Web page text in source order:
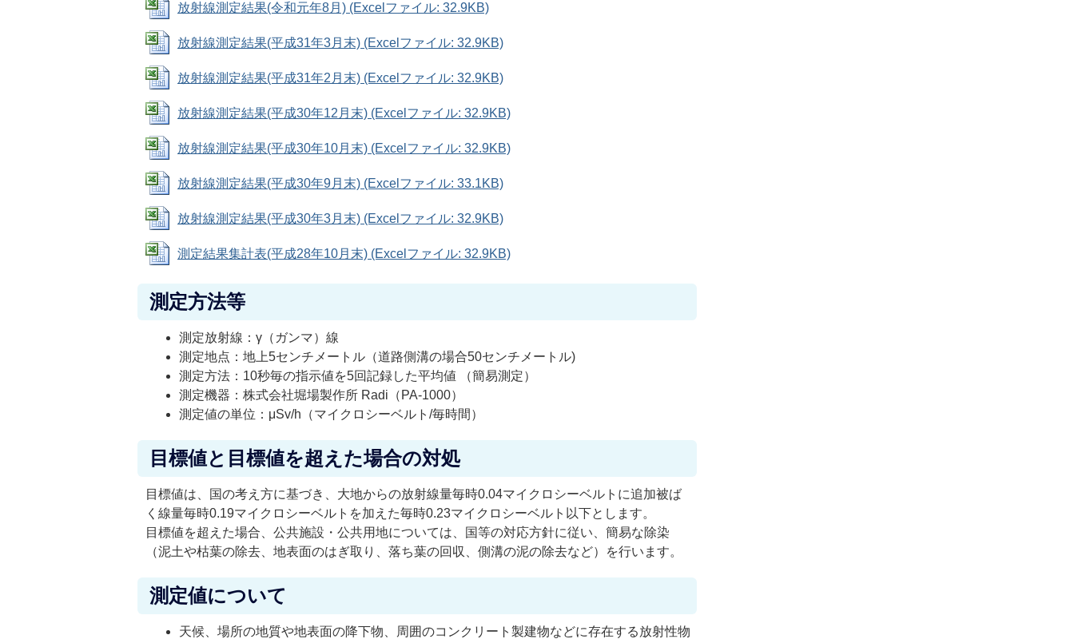
放射線測定結果(令和元年8月) (Excelファイル: 32.9KB)
放射線測定結果(平成31年3月末) (Excelファイル: 32.9KB)
放射線測定結果(平成31年2月末) (Excelファイル: 32.9KB)
放射線測定結果(平成30年12月末) (Excelファイル: 32.9KB)
放射線測定結果(平成30年10月末) (Excelファイル: 32.9KB)
放射線測定結果(平成30年9月末) (Excelファイル: 33.1KB)
放射線測定結果(平成30年3月末) (Excelファイル: 32.9KB)
測定結果集計表(平成28年10月末) (Excelファイル: 32.9KB)
測定方法等
測定放射線：γ（ガンマ）線
測定地点：地上5センチメートル（道路側溝の場合50センチメートル)
測定方法：10秒毎の指示値を5回記録した平均値 （簡易測定）
測定機器：株式会社堀場製作所 Radi（PA-1000）
測定値の単位：μSv/h（マイクロシーベルト/毎時間）
目標値と目標値を超えた場合の対処
目標値は、国の考え方に基づき、大地からの放射線量毎時0.04マイクロシーベルトに追加被ば
く線量毎時0.19マイクロシーベルトを加えた毎時0.23マイクロシーベルト以下とします。
目標値を超えた場合、公共施設・公共用地については、国等の対応方針に従い、簡易な除染
（泥土や枯葉の除去、地表面のはぎ取り、落ち葉の回収、側溝の泥の除去など）を行います。
測定値について
天候、場所の地質や地表面の降下物、周囲のコンクリート製建物などに存在する放射性物